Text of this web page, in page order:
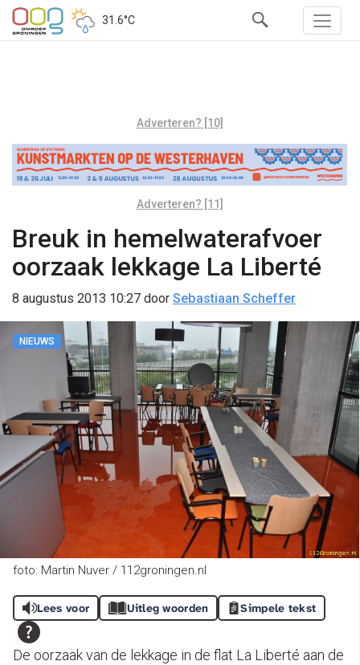
31.6°C
Adverteren? [10]
Adverteren? [11]
Breuk in hemelwaterafvoer
oorzaak lekkage La Liberté
8 augustus 2013 10:27 door Sebastiaan Scheffer
NIEUWS
foto: Martin Nuver / 112groningen.nl
Lees voor Uitleg woorden Simpele tekst
De oorzaak van de lekkage in de flat La Liberté aan de